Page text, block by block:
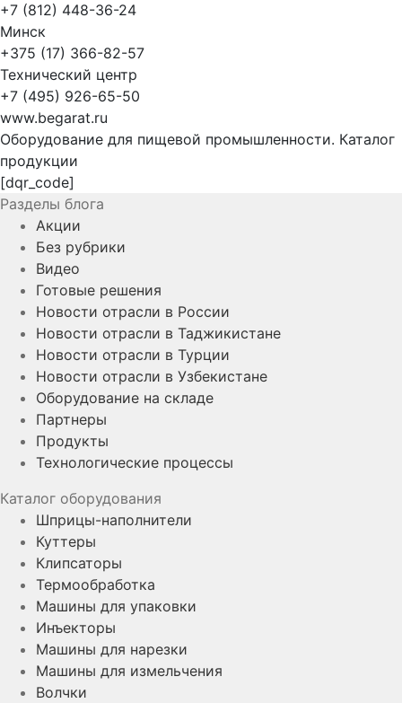
+7 (812) 448-36-24
Минск
+375 (17) 366-82-57
Технический центр
+7 (495) 926-65-50
www.begarat.ru
Оборудование для пищевой промышленности. Каталог
продукции
[dqr_code]
Разделы блога
Акции
Без рубрики
Видео
Готовые решения
Новости отрасли в России
Новости отрасли в Таджикистане
Новости отрасли в Турции
Новости отрасли в Узбекистане
Оборудование на складе
Партнеры
Продукты
Технологические процессы
Каталог оборудования
Шприцы-наполнители
Куттеры
Клипсаторы
Термообработка
Машины для упаковки
Инъекторы
Машины для нарезки
Машины для измельчения
Волчки